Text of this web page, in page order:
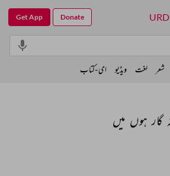
گار ہوں میں
URD
Get App Donate
شعر لغت ویڈیو ای-کتاب